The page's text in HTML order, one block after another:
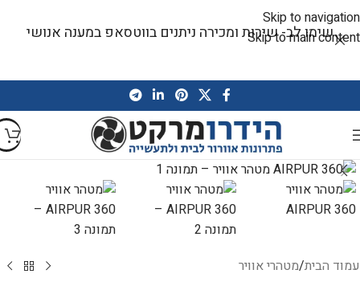
Skip to navigation
Skip to main content
שימו לב- שירות ומכירה ניתנים בווטסאפ במענה אנושי
עמוד הבית/מטהרי אוויר